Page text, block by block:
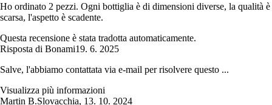
Ho ordinato 2 pezzi. Ogni bottiglia è di dimensioni diverse, la qualità è
scarsa, l'aspetto è scadente.
Questa recensione è stata tradotta automaticamente.
Risposta di Bonami19. 6. 2025
Salve, l'abbiamo contattata via e-mail per risolvere questo ...
Visualizza più informazioni
Martin B.Slovacchia, 13. 10. 2024